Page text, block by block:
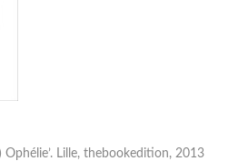
Ophélie’. Lille, thebookedition, 2013